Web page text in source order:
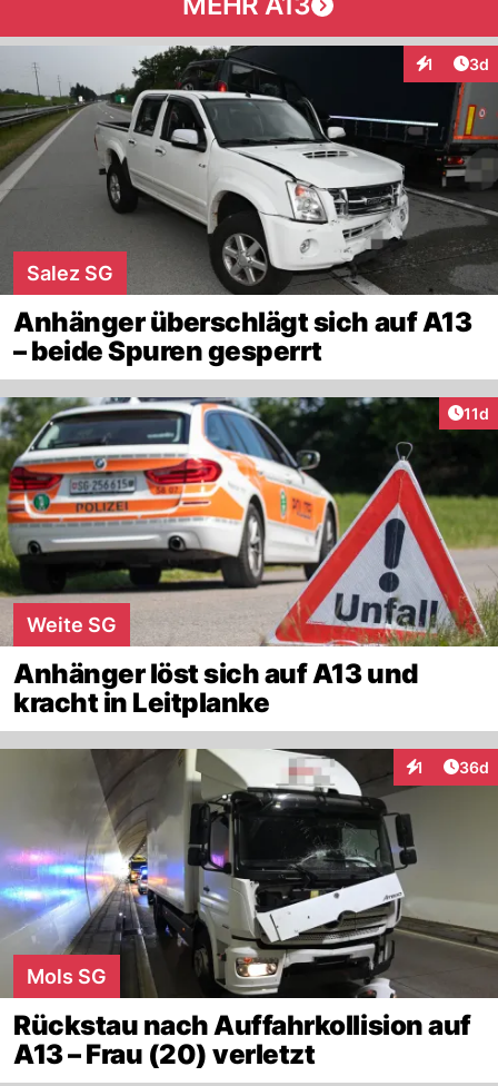
1 3d
Salez SG
Anhänger überschlägt sich auf A13
– beide Spuren gesperrt
11d
Weite SG
Anhänger löst sich auf A13 und
kracht in Leitplanke
1
Interaktionen
36d
Mols SG
Rückstau nach Auffahrkollision auf
A13 – Frau (20) verletzt